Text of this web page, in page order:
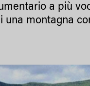
a più
montagna